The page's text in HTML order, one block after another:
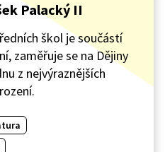
Palacký II
škol je součástí
zaměřuje se na Dějiny
z nejvýraznějších